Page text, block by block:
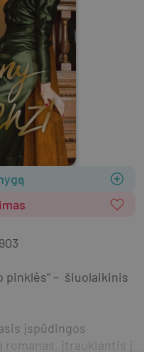
–  šiuolaikinis
įspūdingos
įtraukiantis į